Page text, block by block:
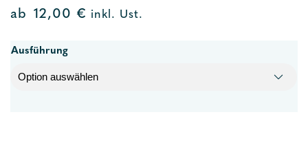
ab 12,00 € inkl. Ust.
Ausführung